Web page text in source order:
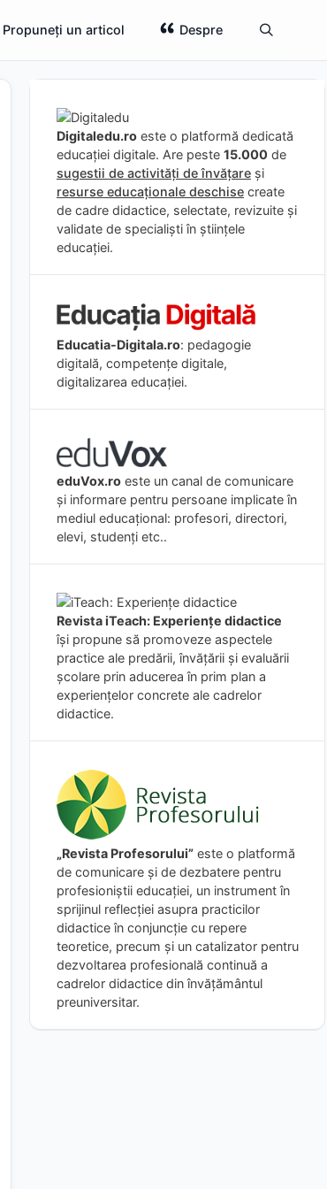
Propuneți un articol Despre
Digitaledu.ro este o platformă dedicată
educației digitale. Are peste 15.000 de
sugestii de activități de învățare și
resurse educaționale deschise create
de cadre didactice, selectate, revizuite și
validate de specialiști în științele
educației.
Educatia-Digitala.ro: pedagogie
digitală, competențe digitale,
digitalizarea educației.
eduVox.ro este un canal de comunicare
și informare pentru persoane implicate în
mediul educațional: profesori, directori,
elevi, studenți etc..
Revista iTeach: Experienţe didactice
îşi propune să promoveze aspectele
practice ale predării, învăţării şi evaluării
şcolare prin aducerea în prim plan a
experienţelor concrete ale cadrelor
didactice.
„Revista Profesorului” este o platformă
de comunicare și de dezbatere pentru
profesioniștii educației, un instrument în
sprijinul reflecției asupra practicilor
didactice în conjuncție cu repere
teoretice, precum și un catalizator pentru
dezvoltarea profesională continuă a
cadrelor didactice din învățământul
preuniversitar.